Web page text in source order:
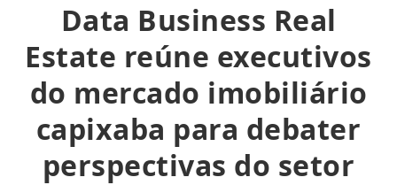
Data Business Real
Estate reúne executivos
do mercado imobiliário
capixaba para debater
perspectivas do setor